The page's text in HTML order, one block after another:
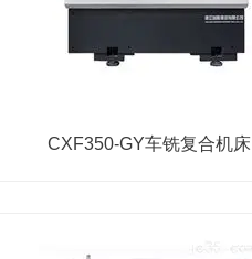
CXF350-GY车铣复合机床